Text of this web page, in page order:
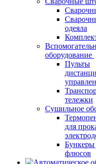
одеяла
оборудование
Пульты
тележки
Сушильное
для
Бункеры
флюсов